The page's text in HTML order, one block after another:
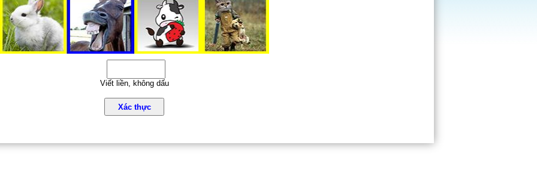
Viết liền, không dấu
Xác thực